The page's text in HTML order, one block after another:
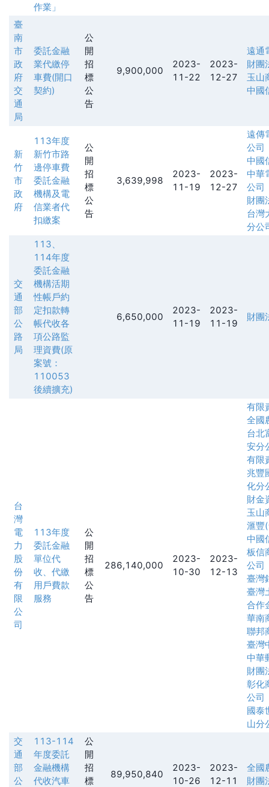
作業」
臺
南
市
政
府
交
通
局
委託金融
業代繳停
車費(開口
契約)
公
開
招
標
公
告
9,900,000
2023-
11-22
2023-
12-27
遠通
財團
玉山
中國
新
竹
市
政
府
113年度
新竹市路
邊停車費
委託金融
機構及電
信業者代
扣繳案
公
開
招
標
公
告
3,639,998
2023-
11-19
2023-
12-27
遠傳
公司
中國
中華
公司
財團
台灣
分公
交
通
部
公
路
局
113、
114年度
委託金融
機構活期
性帳戶約
定扣款轉
帳代收各
項公路監
理資費(原
案號：
110053
後續擴充)
6,650,000
2023-
11-19
2023-
11-19
財團
台
灣
電
力
股
份
有
限
公
司
113年度
委託金融
單位代
收、代繳
用戶費款
服務
公
開
招
標
公
告
286,140,000
2023-
10-30
2023-
12-13
有限
全國
台北
安分
有限
兆豐
化分
財金
玉山
滙豐
中國
板信
公司
臺灣
臺灣
合作
華南
聯邦
臺灣
中華
財團
彰化
公司
國泰
山分
交
通
部
公
113-114
年度委託
金融機構
代收汽車
公
開
招
標
89,950,840
2023-
10-26
2023-
12-11
全國
財團